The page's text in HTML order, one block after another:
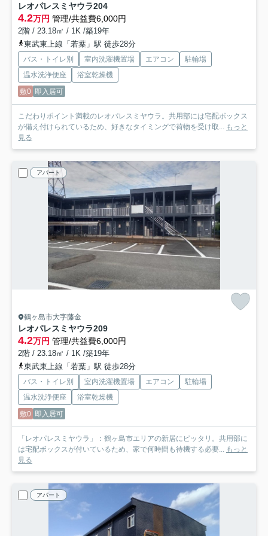
レオパレスミヤウラ204
4.2万円 管理/共益費6,000円
2階 / 23.18㎡ / 1K /築19年
東武東上線「若葉」駅 徒歩28分
バス・トイレ別 室内洗濯機置場 エアコン
駐輪場
温水洗浄便座
浴室乾燥機
敷0 即入居可
こだわりポイント満載のレオパレスミヤウラ。共用部には宅配ボックス
が備え付けられているため、好きなタイミングで荷物を受け取... もっと
見る
アパート
鶴ヶ島市大字藤金
レオパレスミヤウラ209
4.2万円 管理/共益費6,000円
2階 / 23.18㎡ / 1K /築19年
東武東上線「若葉」駅 徒歩28分
バス・トイレ別 室内洗濯機置場 エアコン
駐輪場
温水洗浄便座
浴室乾燥機
敷0 即入居可
「レオパレスミヤウラ」：鶴ヶ島市エリアの新居にピッタリ。共用部に
は宅配ボックスが付いているため、家で何時間も待機する必要... もっと
見る
アパート